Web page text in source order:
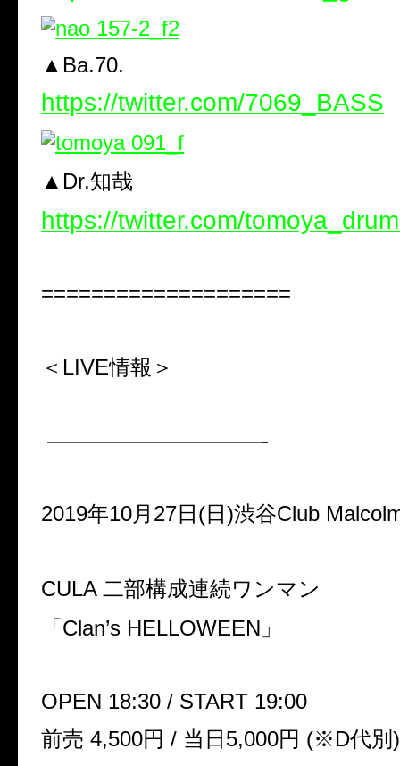
▲Ba.70.
https://twitter.com/7069_BASS
▲Dr.知哉
https://twitter.com/
====================
＜LIVE情報＞
——————————-
2019年10月27日(日)渋谷Club
CULA 二部構成連続ワンマン
「Clan’s HELLOWEEN」
OPEN 18:30 / START 19:00
前売 4,500円 / 当日5,000円 (※D代別)